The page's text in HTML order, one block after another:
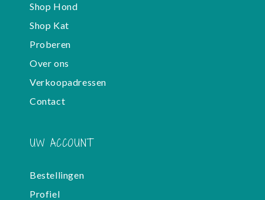
Shop Hond
Shop Kat
Proberen
Over ons
Verkoopadressen
Contact
UW ACCOUNT
Bestellingen
Profiel